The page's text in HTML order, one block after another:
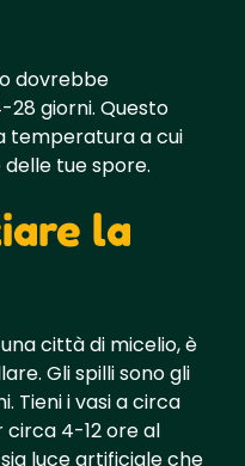
dovrebbe
28 giorni. Questo
temperatura a cui
tue spore.
la
città di micelio, è
Gli spilli sono gli
Tieni i vasi a circa
circa 4-12 ore al
luce artificiale che